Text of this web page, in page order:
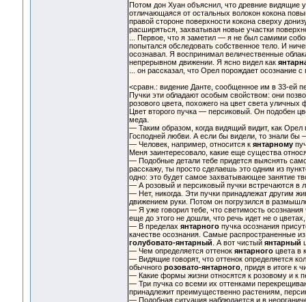
Потом дон Хуан объяснил, что древние видящие
отличающаяся от остальных волокон кокона
правой стороне поверхности кокона сверху
расширяться, захватывая новые участки
... Первое, что я заметил — я не был самими
попытался обследовать собственное тело. И
осознавал. Я воспринимал величественные
непрерывном движении. Я ясно видел как
... он рассказал, что Орел порождает
<сравн.: видение Данте, сообщенное им в 33-ей
Пучки эти обладают особым свойством: они
розового цвета, похожего на цвет света уличных
Цвет второго пучка — персиковый. Он подобен
меда.
— Таким образом, когда видящий видит, как
Господней любви. А если бы видели, то знали бы
— Человек, например, относится к янтарному
Меня заинтересовало, какие еще существа
— Подобные детали тебе придется выяснять
расскажу, ты просто сделаешь это одним из
одно: это будет самое захватывающее занятие
— А розовый и персиковый пучки встречаются в
— Нет, никогда. Эти пучки принадлежат другим
движением руки. Потом он погрузился в
— Я уже говорил тебе, что светимость
еще до этого не дошли, что речь идет не о
— В пределах янтарногопучка осознания
качестве осознания. Самые распространенные
голубовато-янтарный . А вот чистый янтарный
— Чем определяется оттенок янтарногоцвета в
— Видящие говорят, что оттенок определяется
обычного розовато-янтарного, придя в итоге к
— Какие формы жизни относятся к розовому и к
— Три пучка со всеми их оттенками
принадлежит преимущественно растениям,
— Подобная ситуация наблюдается и в